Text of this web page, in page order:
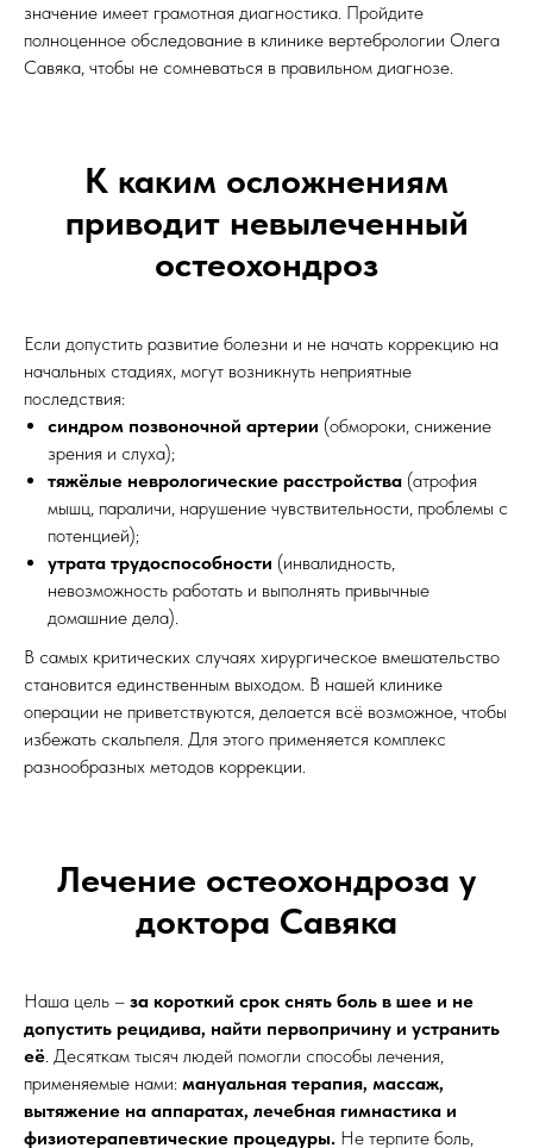
значение имеет грамотная диагностика. Пройдите
полноценное обследование в клинике вертебрологии Олега
Савяка, чтобы не сомневаться в правильном диагнозе.
К каким осложнениям
приводит невылеченный
остеохондроз
Если допустить развитие болезни и не начать коррекцию на
начальных стадиях, могут возникнуть неприятные
последствия:
синдром позвоночной артерии (обмороки, снижение
зрения и слуха);
тяжёлые неврологические расстройства (атрофия
мышц, параличи, нарушение чувствительности, проблемы с
потенцией);
утрата трудоспособности (инвалидность,
невозможность работать и выполнять привычные
домашние дела).
В самых критических случаях хирургическое вмешательство
становится единственным выходом. В нашей клинике
операции не приветствуются, делается всё возможное, чтобы
избежать скальпеля. Для этого применяется комплекс
разнообразных методов коррекции.
Лечение остеохондроза у
доктора Савяка
Наша цель – за короткий срок снять боль в шее и не
допустить рецидива, найти первопричину и устранить
её. Десяткам тысяч людей помогли способы лечения,
применяемые нами: мануальная терапия, массаж,
вытяжение на аппаратах, лечебная гимнастика и
физиотерапевтические процедуры. Не терпите боль,